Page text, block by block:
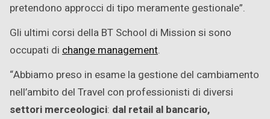
pretendono approcci di tipo meramente gestionale”.
Gli ultimi corsi della BT School di Mission si sono
occupati di change management.
“Abbiamo preso in esame la gestione del cambiamento
nell’ambito del Travel con professionisti di diversi
settori merceologici: dal retail al bancario,